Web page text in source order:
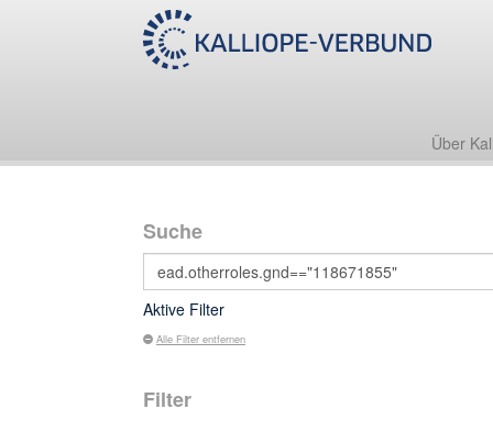
Über
Suche
Aktive Filter
Alle Filter entfernen
Filter